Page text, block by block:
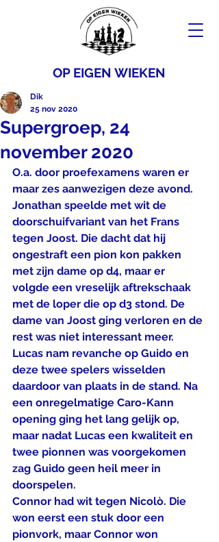
OP EIGEN WIEKEN
Supergroep, 24
november 2020
Dik
25 nov 2020
O.a. door proefexamens waren er
maar zes aanwezigen deze avond.
Jonathan speelde met wit de
doorschuifvariant van het Frans
tegen Joost. Die dacht dat hij
ongestraft een pion kon pakken
met zijn dame op d4, maar er
volgde een vreselijk aftrekschaak
met de loper die op d3 stond. De
dame van Joost ging verloren en de
rest was niet interessant meer.
Lucas nam revanche op Guido en
deze twee spelers wisselden
daardoor van plaats in de stand. Na
een onregelmatige Caro-Kann
opening ging het lang gelijk op,
maar nadat Lucas een kwaliteit en
twee pionnen was voorgekomen
zag Guido geen heil meer in
doorspelen.
Connor had wit tegen Nicolò. Die
won eerst een stuk door een
pionvork, maar Connor won